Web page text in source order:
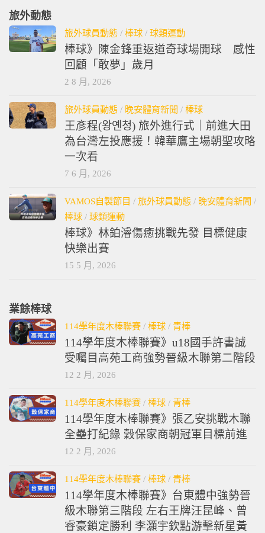
旅外動態
旅外球員動態 / 棒球 / 球類運動
棒球》陳金鋒重返道奇球場開球 感性
回顧「敢夢」歲月
2 8 月, 2026
旅外球員動態 / 晚安體育新聞 / 棒球
王彥程(왕옌청) 旅外進行式｜前進大田
為台灣左投應援！韓華鷹主場朝聖攻略
一次看
7 6 月, 2026
VAMOS自製節目 / 旅外球員動態 / 晚安體育新聞 /
棒球 / 球類運動
棒球》林鉑濬傷癒挑戰先發 目標健康
快樂出賽
15 5 月, 2026
業餘棒球
114學年度木棒聯賽 / 棒球 / 青棒
114學年度木棒聯賽》u18國手許書誠
受囑目高苑工商強勢晉級木聯第二階段
12 2 月, 2026
114學年度木棒聯賽 / 棒球 / 青棒
114學年度木棒聯賽》張乙安挑戰木聯
全壘打紀錄 穀保家商朝冠軍目標前進
12 2 月, 2026
114學年度木棒聯賽 / 棒球 / 青棒
114學年度木棒聯賽》台東體中強勢晉
級木聯第三階段 左右王牌汪昆峰、曾
睿豪鎖定勝利 李灝宇欽點游擊新星黃